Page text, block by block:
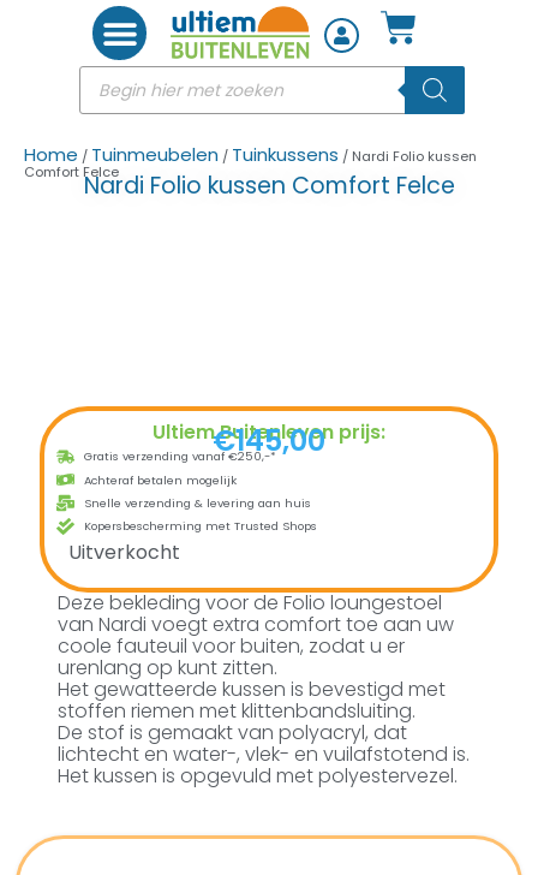
Home / Tuinmeubelen / Tuinkussens / Nardi Folio kussen
Comfort FelceNardi Folio kussen Comfort Felce
Ultiem Buitenleven prijs:
€145,00
Gratis verzending vanaf €250,-*
Achteraf betalen mogelijk
Snelle verzending & levering aan huis
Kopersbescherming met Trusted Shops
Uitverkocht
Deze bekleding voor de Folio loungestoel
van Nardi voegt extra comfort toe aan uw
coole fauteuil voor buiten, zodat u er
urenlang op kunt zitten.
Het gewatteerde kussen is bevestigd met
stoffen riemen met klittenbandsluiting.
De stof is gemaakt van polyacryl, dat
lichtecht en water-, vlek- en vuilafstotend is.
Het kussen is opgevuld met polyestervezel.